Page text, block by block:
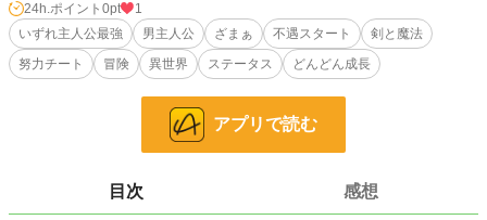
【経験力】という役職ですらないものだった。
再び笑い者にされ、落ち込むアリシア。
だが、彼はふと思いつく。
誰にも負けない強靭なメンタルを持つ俺が、誰にも真似できないような極限の
これはバケモノメンタルを持つ者が色々な経験を経て、少しずつ最強へと成長
していき、その名を轟かせるまでの物語である。
ファンタジー 53,248 位 / 53,248 件
24h.ポイント 0pt
1
いずれ主人公最強
男主人公 ざまぁ 不遇スタート
剣と魔法
努力チート
冒険 異世界 ステータス どんどん成長
アプリで読む
目次 感想